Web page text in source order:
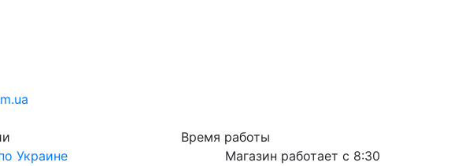
Украине
Время работы
Магазин работает с 8:30